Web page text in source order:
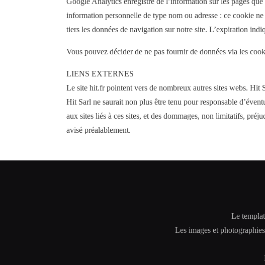
information personnelle de type nom ou adresse : ce cookie
tiers les données de navigation sur notre site. L’expiration
Vous pouvez décider de ne pas fournir de données via les
LIENS EXTERNES
Le site hit.fr pointent vers de nombreux autres sites webs. Hit
Hit Sarl ne saurait non plus être tenu pour responsable
aux sites liés à ces sites, et des dommages, non limitatifs,
avisé préalablement.
Le
Les images et